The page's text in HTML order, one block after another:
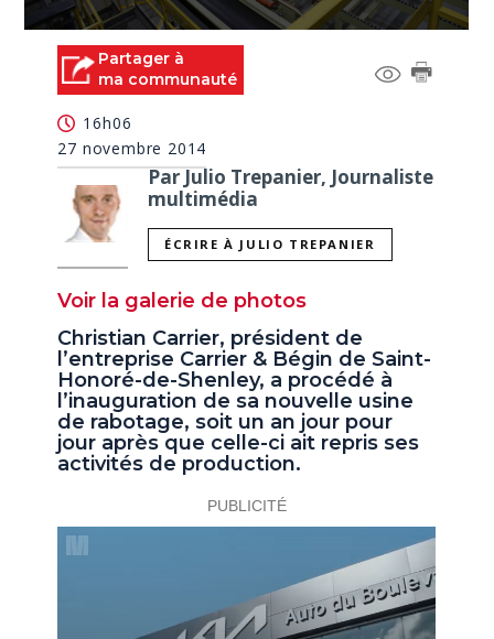
seconds
seconds
Partager à
ma communauté
16h06
27 novembre 2014
Par Julio Trepanier, Journaliste
multimédia
ÉCRIRE À JULIO TREPANIER
Voir la galerie de photos
Christian Carrier, président de
l’entreprise Carrier & Bégin de Saint-
Honoré-de-Shenley, a procédé à
l’inauguration de sa nouvelle usine
de rabotage, soit un an jour pour
jour après que celle-ci ait repris ses
activités de production.